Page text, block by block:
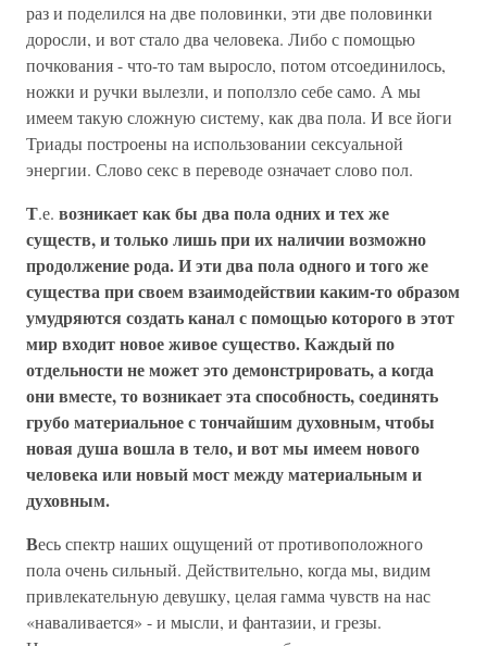
раз и поделился на две половинки, эти две половинки
доросли, и вот стало два человека. Либо с помощью
почкования - что-то там выросло, потом отсоединилось,
ножки и ручки вылезли, и поползло себе само. А мы
имеем такую сложную систему, как два пола. И все йоги
Триады построены на использовании сексуальной
энергии. Слово секс в переводе означает слово пол.
Т.е. возникает как бы два пола одних и тех же
существ, и только лишь при их наличии возможно
продолжение рода. И эти два пола одного и того же
существа при своем взаимодействии каким-то образом
умудряются создать канал с помощью которого в этот
мир входит новое живое существо. Каждый по
отдельности не может это демонстрировать, а когда
они вместе, то возникает эта способность, соединять
грубо материальное с тончайшим духовным, чтобы
новая душа вошла в тело, и вот мы имеем нового
человека или новый мост между материальным и
духовным.
Весь спектр наших ощущений от противоположного
пола очень сильный. Действительно, когда мы, видим
привлекательную девушку, целая гамма чувств на нас
«наваливается» - и мысли, и фантазии, и грезы.